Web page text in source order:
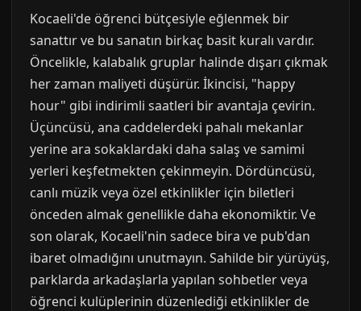
Kocaeli'de öğrenci bütçesiyle eğlenmek bir
sanattır ve bu sanatın birkaç basit kuralı vardır.
Öncelikle, kalabalık gruplar halinde dışarı çıkmak
her zaman maliyeti düşürür. İkincisi, "happy
hour" gibi indirimli saatleri bir avantaja çevirin.
Üçüncüsü, ana caddelerdeki pahalı mekanlar
yerine ara sokaklardaki daha salaş ve samimi
yerleri keşfetmekten çekinmeyin. Dördüncüsü,
canlı müzik veya özel etkinlikler için biletleri
önceden almak genellikle daha ekonomiktir. Ve
son olarak, Kocaeli'nin sadece bira ve pub'dan
ibaret olmadığını unutmayın. Sahilde bir yürüyüş,
parklarda arkadaşlarla yapılan sohbetler veya
öğrenci kulüplerinin düzenlediği etkinlikler de